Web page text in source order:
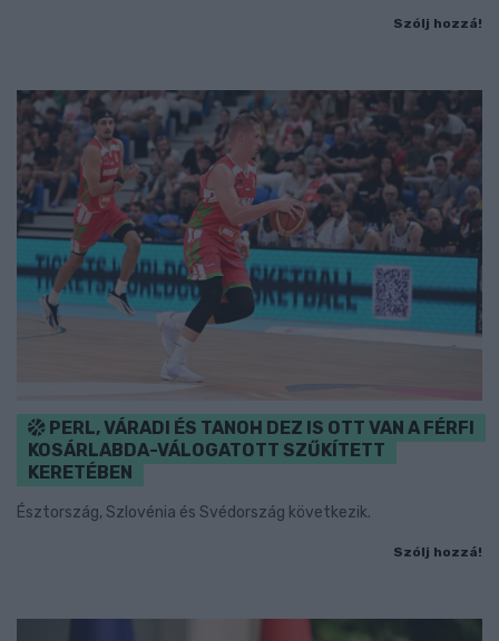
Szólj hozzá!
PERL, VÁRADI ÉS TANOH DEZ IS OTT VAN A FÉRFI
KOSÁRLABDA-VÁLOGATOTT SZŰKÍTETT
KERETÉBEN
Észtország, Szlovénia és Svédország következik.
Szólj hozzá!